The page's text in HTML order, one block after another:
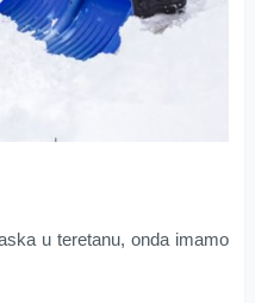
u teretanu, onda imamo